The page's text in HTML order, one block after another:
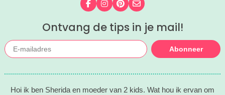
Volg ons op Facebook
Volg ons op Instagram
Volg ons op Pinterest
Mail ons
Ontvang de tips in je mail!
Abonneer
Hoi ik ben Sherida en moeder van 2 kids. Wat hou ik ervan om